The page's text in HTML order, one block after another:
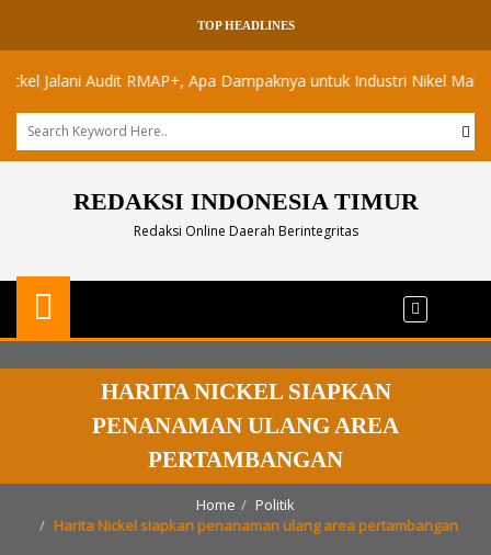
TOP HEADLINES
Audit RMAP+, Apa Dampaknya untuk Industri Nikel Maluku Utara?
REDAKSI INDONESIA TIMUR
Redaksi Online Daerah Berintegritas
HARITA NICKEL SIAPKAN
PENANAMAN ULANG AREA
PERTAMBANGAN
Home
Politik
Harita Nickel siapkan penanaman ulang area pertambangan